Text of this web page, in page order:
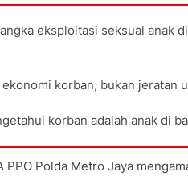
eksploitasi seksual anak
korban, bukan jeratan
korban adalah anak di
PPO Polda Metro Jaya